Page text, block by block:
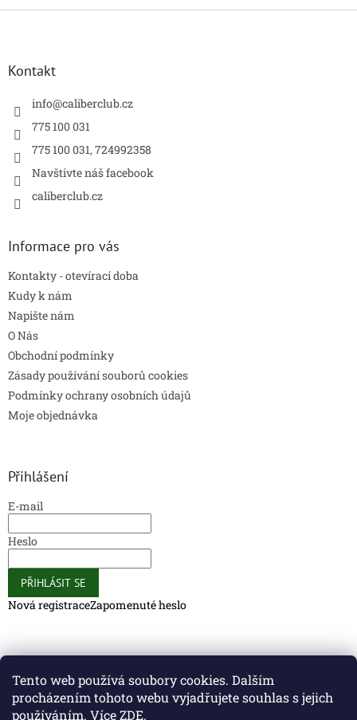
Tento web používá soubory cookies. Dalším
procházením tohoto webu vyjadřujete souhlas s jejich
používáním. VíceZDE.
Z
Kontakt
info@caliberclub.cz
775 100 031
775 100 031, 724992358
Navštivte náš facebook
caliberclub.cz
Informace pro vás
Kontakty - otevírací doba
Kudy k nám
Napište nám
O Nás
Obchodní podmínky
Zásady používání souborů cookies
Podmínky ochrany osobních údajů
Moje objednávka
Přihlášení
E-mail
Heslo
PŘIHLÁSIT SE
Nová registraceZapomenuté heslo